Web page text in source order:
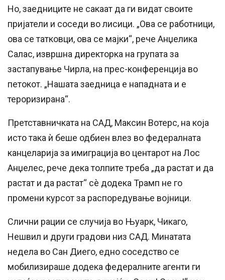
Но, заедниците не сакаат да ги видат своите
пријатели и соседи во лисици. „Ова се работници,
ова се татковци, ова се мајки“, рече Анџелика
Салас, извршна директорка на групата за
застапување Чирла, на прес-конференција во
петокот. „Нашата заедница е нападната и е
тероризирана“.
Претставничката на САД, Максин Вотерс, на која
исто така ѝ беше одбиен влез во федералната
канцеларија за имиграција во центарот на Лос
Анџелес, рече дека толпите треба „да растат и да
растат и да растат“ сè додека Трамп не го
промени курсот за распоредување војници.
Слични рации се случија во Њуарк, Чикаго,
Нешвил и други градови низ САД. Минатата
недела во Сан Диего, едно соседство се
мобилизираше додека федералните агенти ги